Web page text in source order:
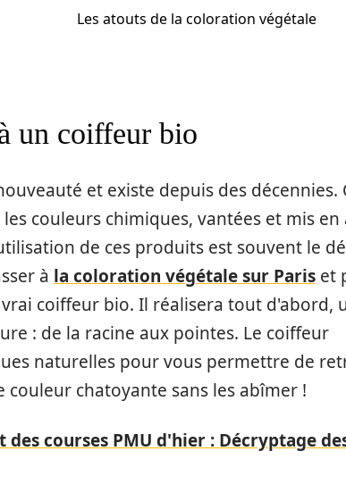
Les atouts de la coloration végétale
un coiffeur bio
et existe depuis des décennies.
couleurs chimiques, vantées et mis en
de ces produits est souvent le
à la coloration végétale sur Paris et
coiffeur bio. Il réalisera tout d'abord,
: de la racine aux pointes. Le coiffeur
naturelles pour vous permettre de
chatoyante sans les abîmer !
courses PMU d'hier : Décryptage